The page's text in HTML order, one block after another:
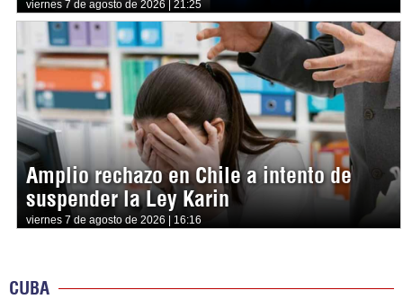
viernes 7 de agosto de 2026 | 21:25
Amplio rechazo en Chile a intento de
suspender la Ley Karin
viernes 7 de agosto de 2026 | 16:16
CUBA